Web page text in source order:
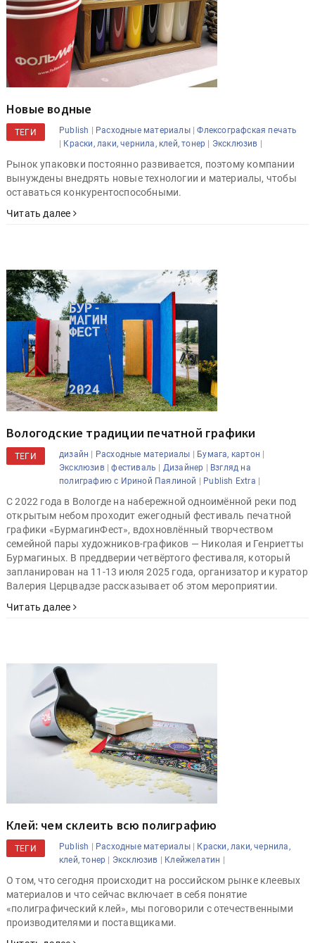
Новые водные
ТЕГИ Publish | Расходные материалы|Флексографская печать
| Краски, лаки, чернила, клей, тонер | Эксклюзив |
Рынок упаковки постоянно развивается, поэтому компании
вынуждены внедрять новые технологии и материалы, чтобы
оставаться конкурентоспособными.
Читать далее
Вологодские традиции печатной графики
ТЕГИ дизайн | Расходные материалы | Бумага, картон |
Эксклюзив|фестиваль | Дизайнер | Взгляд на
полиграфию с Ириной Паялиной | Publish Extra |
С 2022 года в Вологде на набережной одноимённой реки под
открытым небом проходит ежегодный фестиваль печатной
графики «БурмагинФест», вдохновлённый творчеством
семейной пары художников-графиков — Николая и Генриетты
Бурмагиных. В преддверии четвёртого фестиваля, который
запланирован на 11-13 июля 2025 года, организатор и куратор
Валерия Церцвадзе рассказывает об этом мероприятии.
Читать далее
Клей: чем склеить всю полиграфию
ТЕГИ Publish | Расходные материалы| Краски, лаки, чернила,
клей, тонер | Эксклюзив | Клейжелатин |
О том, что сегодня происходит на российском рынке клеевых
материалов и что сейчас включает в себя понятие
«полиграфический клей», мы поговорили с отечественными
производителями и поставщиками.